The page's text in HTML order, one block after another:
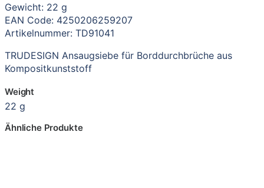
Gewicht: 22 g
EAN Code: 4250206259207
Artikelnummer: TD91041
TRUDESIGN Ansaugsiebe für Borddurchbrüche aus
Kompositkunststoff
Weight
22 g
Ähnliche Produkte